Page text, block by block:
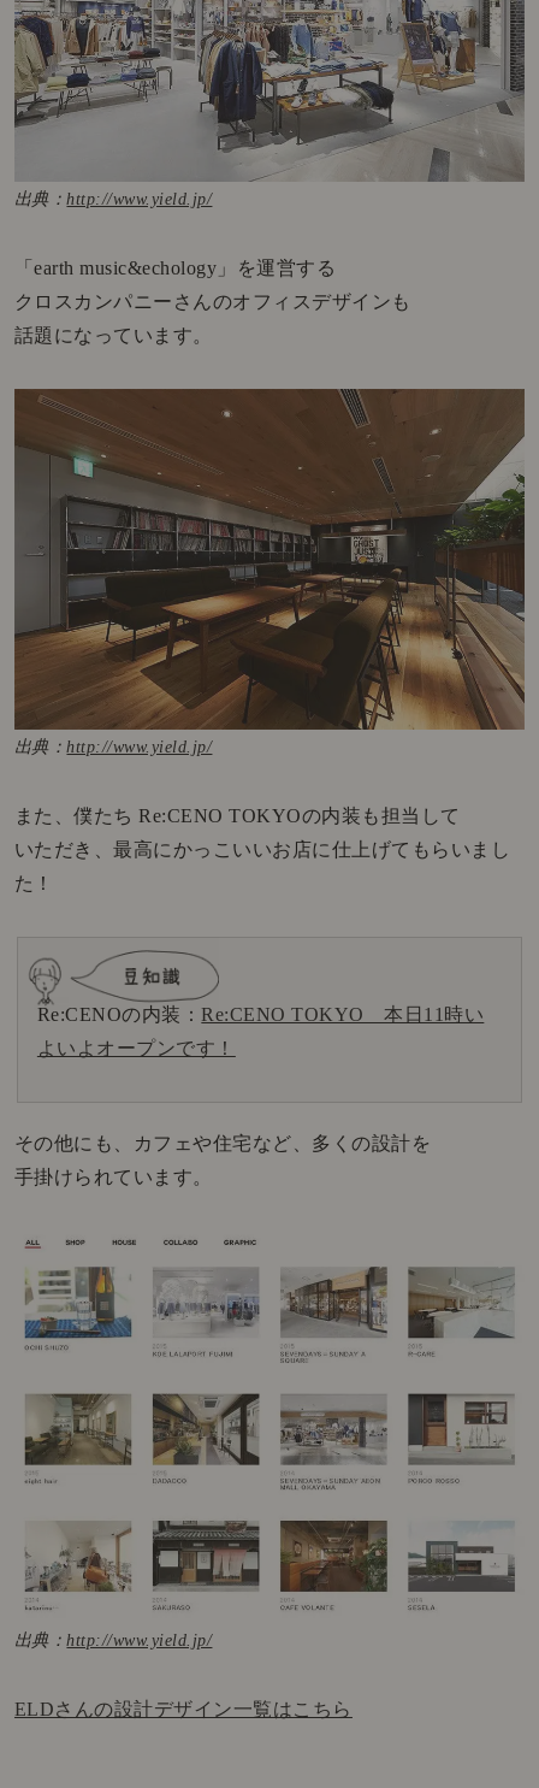
出典：http://www.yield.jp/
「earth music&echology」を運営する
クロスカンパニーさんのオフィスデザインも
話題になっています。
出典：http://www.yield.jp/
また、僕たち Re:CENO TOKYOの内装も担当して
いただき、最高にかっこいいお店に仕上げてもらいまし
た！
Re:CENOの内装：Re:CENO TOKYO 本日11時い
よいよオープンです！
その他にも、カフェや住宅など、多くの設計を
手掛けられています。
出典：http://www.yield.jp/
ELDさんの設計デザイン一覧はこちら